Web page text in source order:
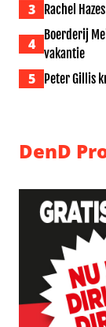
3 Rachel
4
Boerderij
vakantie
5 Peter Gillis
DenD